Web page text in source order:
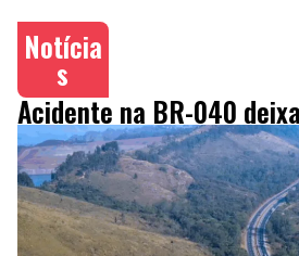
Notícia
s
Acidente na BR-040